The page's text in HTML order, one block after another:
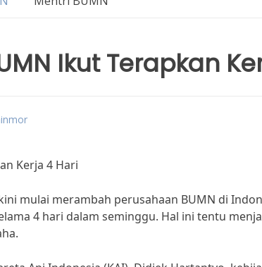
Ikut Terapkan
Kerja 4 Hari
mulai merambah perusahaan BUMN di
4 hari dalam seminggu. Hal ini tentu